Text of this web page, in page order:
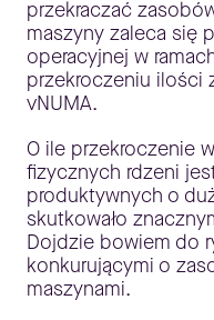
przekraczać
maszyny zaleca się
operacyjnej w
przekroczeniu ilości
vNUMA.
O ile przekroczenie
fizycznych rdzeni
produktywnych o
skutkowało
Dojdzie bowiem do
konkurującymi o
maszynami.